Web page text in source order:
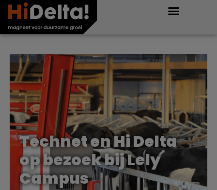
Technet en Hi Delta
op bezoek bij Lely
Campus